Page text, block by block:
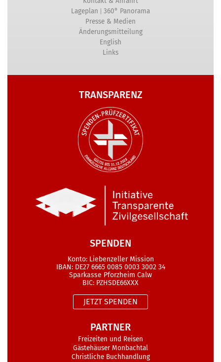
Lageplan | 360° Panorama
Presse & Medien
Änderungsmitteilung
English
Links
TRANSPARENZ
SPENDEN
Konto: Liebenzeller Mission
IBAN: DE27 6665 0085 0003 3002 34
Sparkasse Pforzheim Calw
BIC: PZHSDE66XXX
JETZT SPENDEN
PARTNER
Freizeiten und Reisen
Gästehäuser Monbachtal
Christliche Buchhandlung